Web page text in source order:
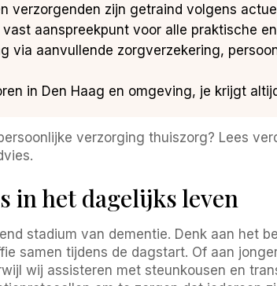
verzorgenden zijn getraind volgens
vast aanspreekpunt voor alle praktische
via aanvullende zorgverzekering,
in Den Haag en omgeving, je krijgt
verzorging thuiszorg? Lees
in het dagelijks leven
stadium van dementie. Denk aan het
samen tijdens de dagstart. Of aan
wij assisteren met steunkousen en